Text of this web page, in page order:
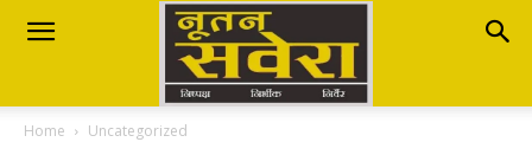
Nutan
Savera
Home Uncategorized